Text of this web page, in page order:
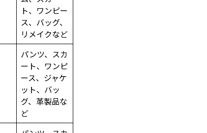
ト、ワンピー
ス、バッグ、
リメイクなど
パンツ、スカ
ート、ワンピ
ース、ジャケ
ット、バッ
グ、革製品な
ど